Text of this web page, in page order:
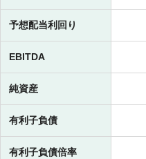
予想配当利回り
EBITDA
純資産
有利子負債
有利子負債倍率